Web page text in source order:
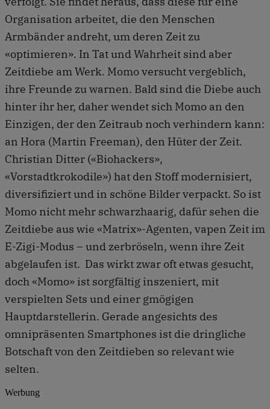
Organisation arbeitet, die den Menschen
Armbänder andreht, um deren Zeit zu
«optimieren». In Tat und Wahrheit sind aber
Zeitdiebe am Werk. Momo versucht vergeblich,
ihre Freunde zu warnen. Bald sind die Diebe auch
hinter ihr her, daher wendet sich Momo an den
Einzigen, der den Zeitraub noch verhindern kann:
an Hora (Martin Freeman), den Hüter der Zeit.
Christian Ditter («Biohackers»,
«Vorstadtkrokodile») hat den Stoff modernisiert,
diversifiziert und in schöne Bilder verpackt. So ist
Momo nicht mehr schwarzhaarig, dafür sehen die
Zeitdiebe aus wie «Matrix»-Agenten, vapen Zeit im
E-Zigi-Modus – und zerbröseln, wenn ihre Zeit
abgelaufen ist. Das wirkt zwar oft etwas gesucht,
doch «Momo» ist sorgfältig inszeniert, mit
verspielten Sets und einer gmögigen
Hauptdarstellerin. Gerade angesichts des
omnipräsenten Smartphones ist die dringliche
Botschaft von den Zeitdieben so relevant wie
selten.
Werbung